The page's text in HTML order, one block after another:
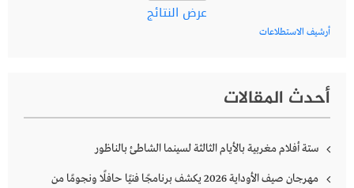
عرض النتائج
أرشيف الاستطلاعات
أحدث المقالات
ستة أفلام مغربية بالأيام الثالثة لسينما الشاطئ بالناظور
مهرجان صيف الأوداية 2026 يكشف برنامجًا فنيًا حافلًا ونجومًا من